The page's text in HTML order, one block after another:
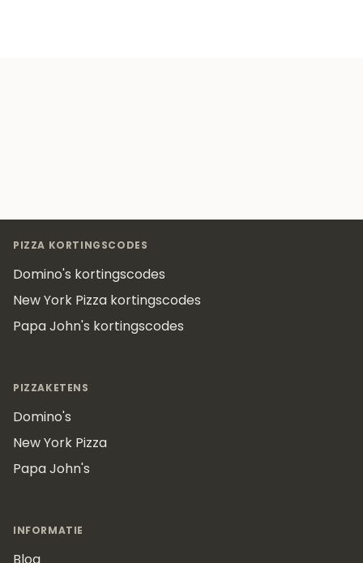
PIZZA KORTINGSCODES
Domino's kortingscodes
New York Pizza kortingscodes
Papa John's kortingscodes
PIZZAKETENS
Domino's
New York Pizza
Papa John's
INFORMATIE